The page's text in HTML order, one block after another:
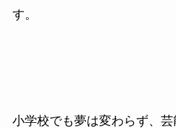
す。
小学校でも夢は変わらず、